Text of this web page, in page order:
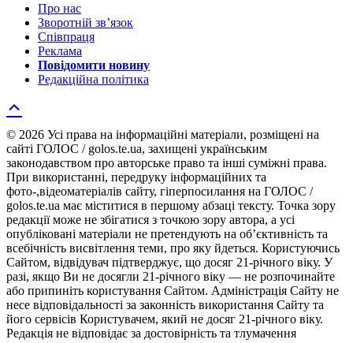
Про нас
Зворотній зв’язок
Співпраця
Реклама
Повідомити новину
Редакційна політика
© 2026 Усі права на інформаційні матеріали, розміщені на
сайті ГОЛОС / golos.te.ua, захищені українським
законодавством про авторське право та інші суміжні права.
При використанні, передруку інформаційних та
фото-,відеоматеріалів сайту, гіперпосилання на ГОЛОС /
golos.te.ua має міститися в першому абзаці тексту. Точка зору
редакції може не збігатися з точкою зору автора, а усі
опубліковані матеріали не претендують на об’єктивність та
всебічність висвітлення теми, про яку йдеться. Користуючись
Сайтом, відвідувач підтверджує, що досяг 21-річного віку. У
разі, якщо Ви не досягли 21-річного віку — не розпочинайте
або припиніть користування Сайтом. Адміністрація Сайту не
несе відповідальності за законність використання Сайту та
його сервісів Користувачем, який не досяг 21-річного віку.
Редакція не відповідає за достовірність та тлумачення